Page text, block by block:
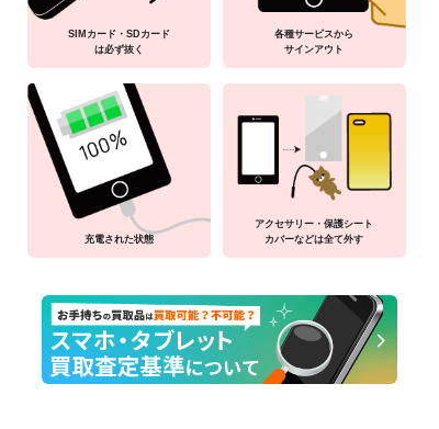
SIMカード・SDカード
は必ず抜く
各種サービスから
サインアウト
充電された状態
アクセサリー・保護シート
カバーなどは全て外す